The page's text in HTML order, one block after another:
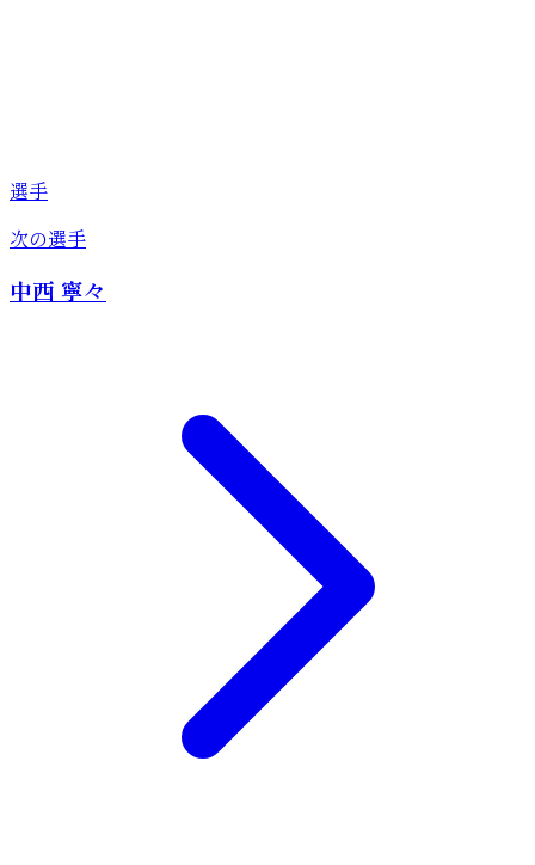
選手
次の選手
中西 寧々